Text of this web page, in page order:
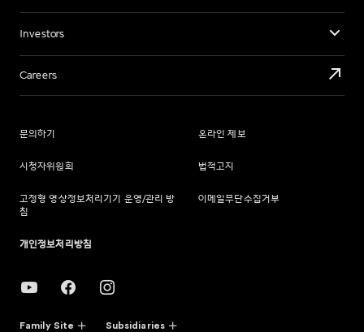
Investors
Careers
문의하기 온라인 제보
시청자위원회 법적고지
고정형 영상정보처리기기 운영/관리 방
침
이메일무단수집거부
개인정보처리방침
Family Site Subsidiaries